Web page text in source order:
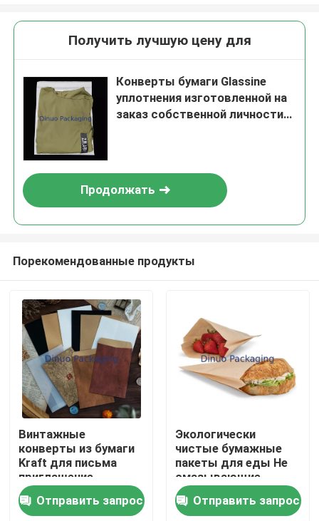
Продукты
Видеозаписи
Получить лучшую цену для
Конверты бумаги Glassine
уплотнения изготовленной на
заказ собственной личности
Продолжать
Порекомендованные продукты
Винтажные
конверты из бумаги
Kraft для письма
приглашение
упаковка
подарочных карт
Отправить запрос
Экологически
чистые бумажные
пакеты для еды Не
смазывающие
одноразовые
открытые сверху
Отправить запрос